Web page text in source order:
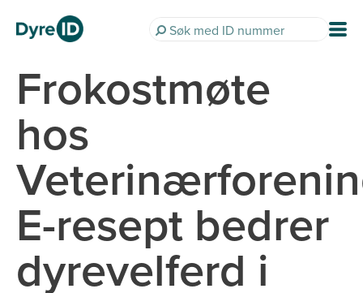
Frokostmøte
hos
E-resept bedrer
dyrevelferd i